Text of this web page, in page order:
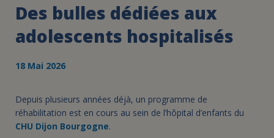
Des bulles dédiées aux
adolescents hospitalisés
18 Mai 2026
Depuis plusieurs années déjà, un programme de
réhabilitation est en cours au sein de l’hôpital d’enfants du
CHU Dijon Bourgogne.